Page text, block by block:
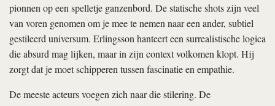
pionnen op een spelletje ganzenbord. De statische shots zijn veel
van voren genomen om je mee te nemen naar een ander, subtiel
gestileerd universum. Erlingsson hanteert een surrealistische logica
die absurd mag lijken, maar in zijn context volkomen klopt. Hij
zorgt dat je moet schipperen tussen fascinatie en empathie.
De meeste acteurs voegen zich naar die stilering. De